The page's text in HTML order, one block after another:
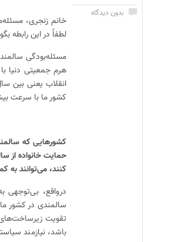
بدون دیدگاه
خانم زنجری،
لطفاً در این رابطه
مسئله‌بودگی
هرم جمعیتی دنیا
کشور ما با سرعت
کشورهایی که
حمایت خانواده از
کنند، می‌توانند به
درواقع، بی‌توجهی
سالمندی در کشور
تقویت زیرساخت‌های
باشد، نیازمند